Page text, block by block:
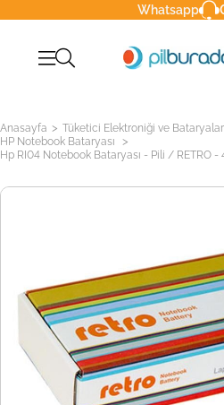
Whatsapp
Anasayfa > Tüketici Elektroniği ve
HP Notebook Bataryası >
Hp RI04 Notebook Bataryası - Pili / RETRO -